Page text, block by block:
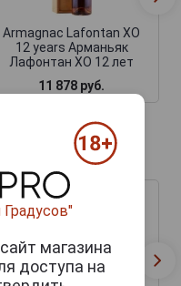
Armagnac Lafontan XO
12 years Арманьяк
Лафонтан XO 12 лет
11 878 руб.
производства
Градусов"
магазина
доступа на